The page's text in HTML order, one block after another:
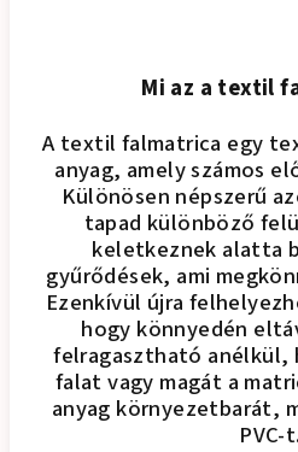
Mi az a textil
A textil falmatrica egy
anyag, amely számos
Különösen népszerű
tapad különböző
keletkeznek alatta
gyűrődések, ami
Ezenkívül újra
hogy könnyedén
felragasztható anélkül,
falat vagy magát a
anyag környezetbarát,
PVC-t.